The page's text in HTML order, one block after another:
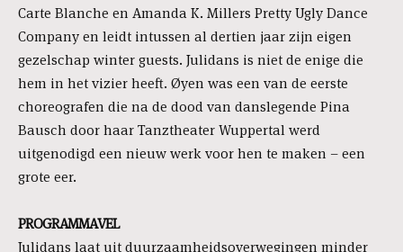
Carte Blanche en Amanda K. Millers Pretty Ugly Dance
Company en leidt intussen al dertien jaar zijn eigen
gezelschap winter guests. Julidans is niet de enige die
hem in het vizier heeft. Øyen was een van de eerste
choreografen die na de dood van danslegende Pina
Bausch door haar Tanztheater Wuppertal werd
uitgenodigd een nieuw werk voor hen te maken – een
grote eer.
PROGRAMMAVEL
Julidans laat uit duurzaamheidsoverwegingen minder